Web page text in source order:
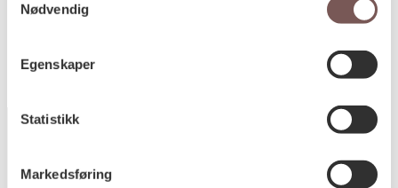
Nødvendig
Egenskaper
Statistikk
Markedsføring